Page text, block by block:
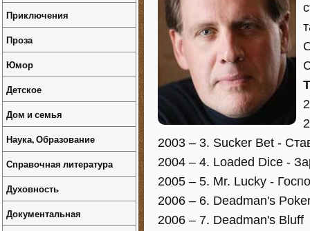
2003 – 3. Sucker Bet -
2004 – 4. Loaded Dice -
2005 – 5. Mr. Lucky -
2006 – 6. Deadman's
2006 – 7. Deadman's Bluff
Приключения
Проза
Юмор
Детское
Дом и семья
Наука, Образование
Справочная литература
Духовность
Документальная